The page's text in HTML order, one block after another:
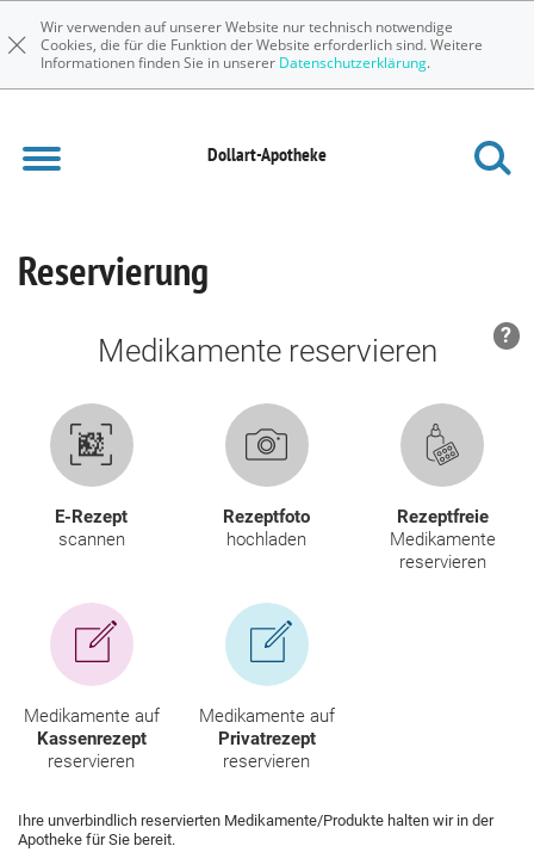
Wir verwenden auf unserer Website nur technisch notwendige
Cookies, die für die Funktion der Website erforderlich sind. Weitere
Informationen finden Sie in unserer Datenschutzerklärung.
Dollart-Apotheke
Reservierung